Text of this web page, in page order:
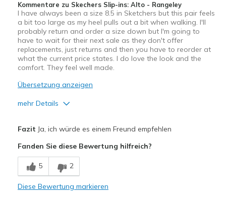
Kommentare zu Skechers Slip-ins: Alto - Rangeley
I have always been a size 8.5 in Sketchers but this pair feels
a bit too large as my heel pulls out a bit when walking. I'll
probably return and order a size down but I'm going to
have to wait for their next sale as they don't offer
replacements, just returns and then you have to reorder at
what the current price states. I do love the look and the
comfort. They feel well made.
Übersetzung anzeigen
mehr Details
Breathe Well
Comfortable
Fazit Ja, ich würde es einem Freund empfehlen
Fanden Sie diese Bewertung hilfreich?
5 2
Diese Bewertung markieren